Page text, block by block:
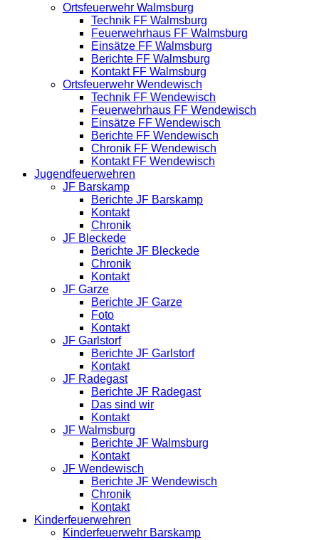
Ortsfeuerwehr Walmsburg
Technik FF Walmsburg
Feuerwehrhaus FF Walmsburg
Einsätze FF Walmsburg
Berichte FF Walmsburg
Kontakt FF Walmsburg
Ortsfeuerwehr Wendewisch
Technik FF Wendewisch
Feuerwehrhaus FF Wendewisch
Einsätze FF Wendewisch
Berichte FF Wendewisch
Chronik FF Wendewisch
Kontakt FF Wendewisch
Jugendfeuerwehren
JF Barskamp
Berichte JF Barskamp
Kontakt
Chronik
JF Bleckede
Berichte JF Bleckede
Chronik
Kontakt
JF Garze
Berichte JF Garze
Foto
Kontakt
JF Garlstorf
Berichte JF Garlstorf
Kontakt
JF Radegast
Berichte JF Radegast
Das sind wir
Kontakt
JF Walmsburg
Berichte JF Walmsburg
Kontakt
JF Wendewisch
Berichte JF Wendewisch
Chronik
Kontakt
Kinderfeuerwehren
Kinderfeuerwehr Barskamp